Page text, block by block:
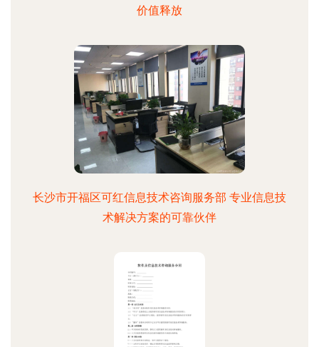
价值释放
长沙市开福区可红信息技术咨询服务部 专业信息技
术解决方案的可靠伙伴